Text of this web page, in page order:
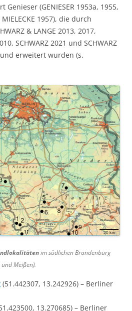
(GENIESER 1953a, 1955,
MIELECKE 1957), die durch
& LANGE 2013, 2017,
SCHWARZ 2021 und SCHWARZ
erweitert wurden (s.
im südlichen Brandenburg
Meißen).
(51.442307, 13.242926) – Berliner
13.270685) – Berliner